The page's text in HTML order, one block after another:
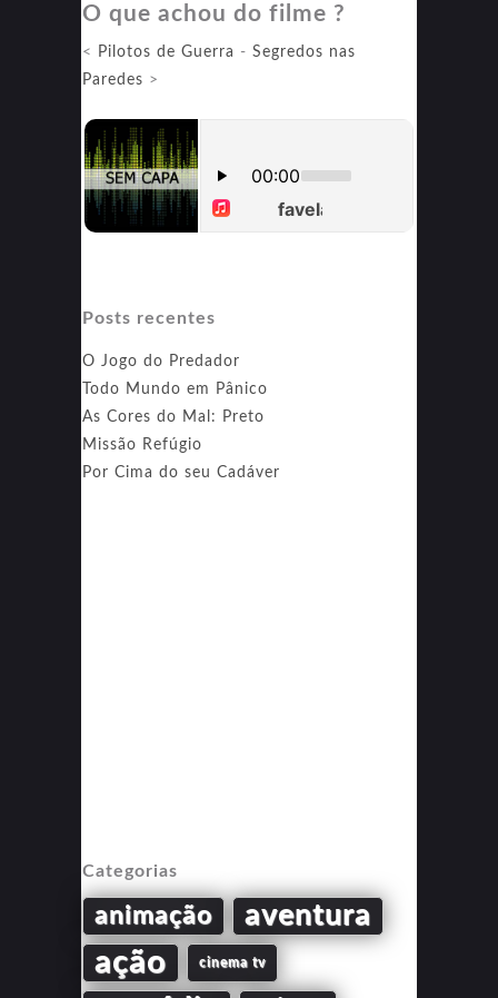
Caos
O que achou do filme ?
< Pilotos de Guerra - Segredos nas
Paredes >
Posts recentes
O Jogo do Predador
Todo Mundo em Pânico
As Cores do Mal: Preto
Missão Refúgio
Por Cima do seu Cadáver
Categorias
animação aventura
ação cinema tv